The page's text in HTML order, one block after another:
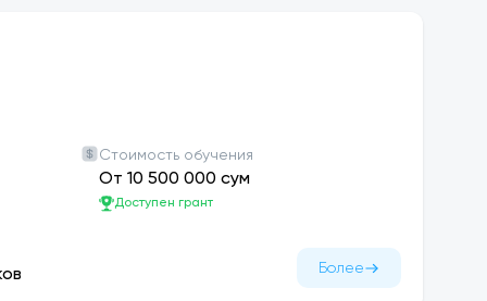
финансовом институте, Юнусабадский
Тренажерный зал оснащен различными
и энергичными. Налажена работа
курсе событий и событий, происходящих в
Стоимость обучения
От 10 500 000 сум
Доступен грант
Более